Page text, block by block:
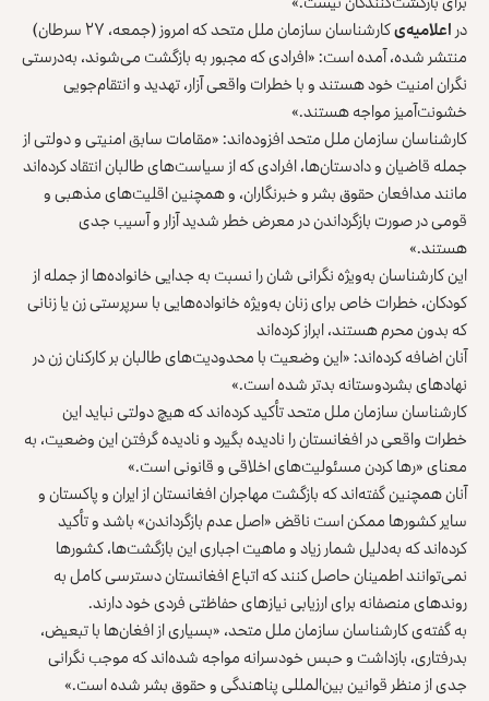
دراعلامیه‌‌ی
کارشناسان سازمان ملل متحد که امروز (جمعه، ۲۷ سرطان)
منتشر شده، آمده است: «افرادی که مجبور به بازگشت می‌شوند، به‌درستی
نگران امنیت خود هستند و با خطرات واقعی آزار، تهدید و انتقام‌جویی
خشونت‌آمیز مواجه‌ هستند.»
کارشناسان سازمان ملل متحد افزوده‌اند: «مقامات سابق امنیتی و دولتی از
جمله قاضیان و دادستان‌ها، افرادی که از سیاست‌های طالبان انتقاد کرده‌اند
مانند مدافعان حقوق بشر و خبرنگاران، و همچنین اقلیت‌های مذهبی و
قومی در صورت بازگرداندن در معرض خطر شدید آزار و آسیب جدی
هستند.»
این کارشناسان به‌ویژه نگرانی شان را نسبت به جدایی خانواده‌ها از جمله از
کودکان، خطرات خاص برای زنان به‌ویژه خانواده‌هایی با سرپرستی زن یا زنانی
که بدون محرم هستند، ابراز کرده‌اند
آنان اضافه کرده‌اند: «این وضعیت با محدودیت‌های طالبان بر کارکنان زن در
نهادهای بشردوستانه بدتر شده است.»
کارشناسان سازمان ملل متحد تأکید کرده‌اند که هیچ دولتی نباید این
خطرات واقعی در افغانستان را نادیده بگیرد و نادیده‌ گرفتن این وضعیت، به
معنای «رها کردن مسئولیت‌های اخلاقی و قانونی است.»
آنان همچنین گفته‌اند که بازگشت‌ مهاجران افغانستان از ایران و پاکستان و
سایر کشورها ممکن است ناقض «اصل عدم بازگرداندن» باشد و تأکید
کرده‌اند که به‌دلیل شمار زیاد و ماهیت اجباری این بازگشت‌ها، کشورها
نمی‌توانند اطمینان حاصل کنند که اتباع افغانستان دسترسی کامل به
روندهای منصفانه برای ارزیابی نیازهای حفاظتی فردی خود دارند.
به گفته‌ی کارشناسان سازمان ملل متحد، «بسیاری از افغان‌ها با تبعیض،
بدرفتاری، بازداشت و حبس خودسرانه مواجه شده‌اند که موجب نگرانی
جدی از منظر قوانین بین‌المللی پناهندگی و حقوق بشر شده است.»